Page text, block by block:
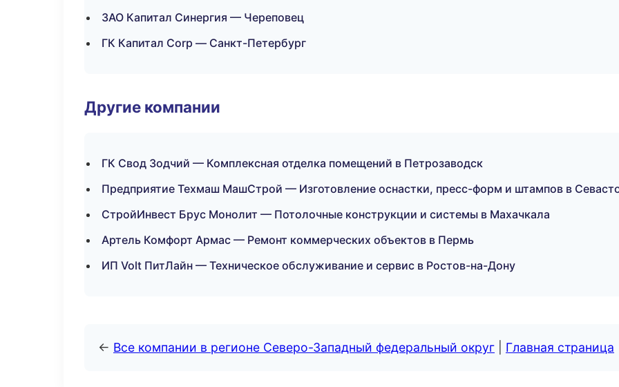
ЗАО Капитал Синергия — Череповец
ГК Капитал Corp — Санкт-Петербург
Другие компании
ГК Свод Зодчий — Комплексная отделка помещений в Петрозаводск
Предприятие Техмаш МашСтрой — Изготовление оснастки, пресс-форм и штампов в
СтройИнвест Брус Монолит — Потолочные конструкции и системы в Махачкала
Артель Комфорт Армас — Ремонт коммерческих объектов в Пермь
ИП Volt ПитЛайн — Техническое обслуживание и сервис в Ростов-на-Дону
← Все компании в регионе Северо-Западный федеральный округ Главная страница